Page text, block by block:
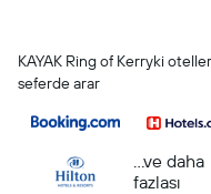
KAYAK Ring of Kerryki
seferde arar
...ve daha
fazlası